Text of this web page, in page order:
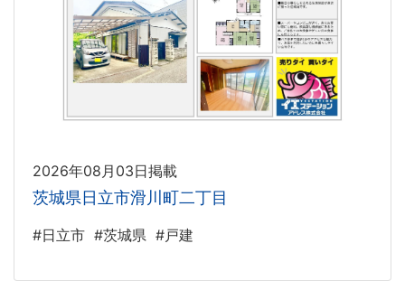
2026年08月03日掲載
茨城県日立市滑川町二丁目
#日立市 #茨城県 #戸建